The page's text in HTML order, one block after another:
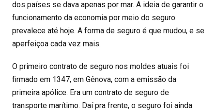
dos países se dava apenas por mar. A ideia de garantir o
funcionamento da economia por meio do seguro
prevalece até hoje. A forma de seguro é que mudou, e se
aperfeiçoa cada vez mais.
O primeiro contrato de seguro nos moldes atuais foi
firmado em 1347, em Gênova, com a emissão da
primeira apólice. Era um contrato de seguro de
transporte marítimo. Daí pra frente, o seguro foi ainda